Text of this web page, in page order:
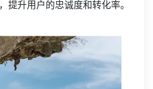
提升用户的忠诚度和转化率。